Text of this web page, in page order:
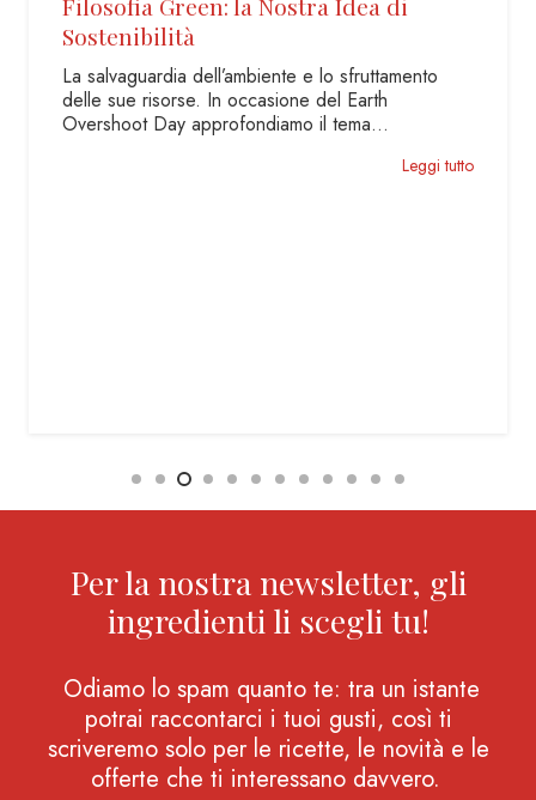
Sostenibilità
La salvaguardia dell’ambiente e lo sfruttamento
delle sue risorse. In occasione del Earth
Overshoot Day approfondiamo il tema…
Leggi tutto
Per la nostra newsletter, gli
ingredienti li scegli tu!
Odiamo lo spam quanto te: tra un istante
potrai raccontarci i tuoi gusti, così ti
scriveremo solo per le ricette, le novità e le
offerte che ti interessano davvero.